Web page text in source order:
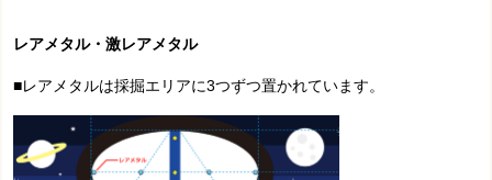
レアメタル・激レアメタル
■レアメタルは採掘エリアに3つずつ置かれています。